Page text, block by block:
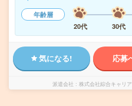
年齢層
20代
30代
気になる! 応募
派遣会社 株式会社綜合キャリ